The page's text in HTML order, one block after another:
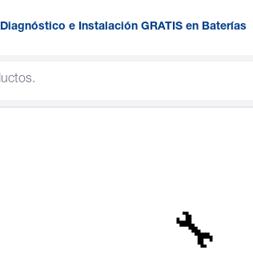
Diagnóstico e Instalación GRATIS en Baterías
🔧